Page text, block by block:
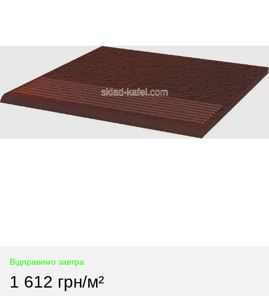
Відправимо завтра
1 612 грн/м²